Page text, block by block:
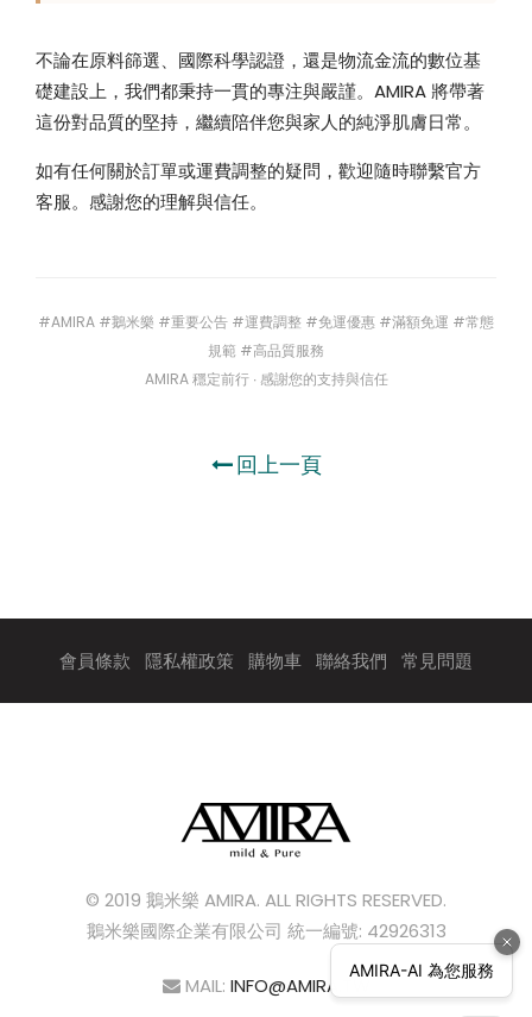
不論在原料篩選、國際科學認證，還是物流金流的數位基
礎建設上，我們都秉持一貫的專注與嚴謹。AMIRA 將帶著
這份對品質的堅持，繼續陪伴您與家人的純淨肌膚日常。
如有任何關於訂單或運費調整的疑問，歡迎隨時聯繫官方
客服。感謝您的理解與信任。
#AMIRA #鵝米樂 #重要公告 #運費調整 #免運優惠 #滿額免運 #常態
規範 #高品質服務
AMIRA 穩定前行 ∙ 感謝您的支持與信任
回上一頁
會員條款 隱私權政策 購物車 聯絡我們 常見問題
© 2019 鵝米樂 AMIRA. ALL RIGHTS RESERVED.
鵝米樂國際企業有限公司 統一編號: 42926313
MAIL: INFO@AMIRA.TW